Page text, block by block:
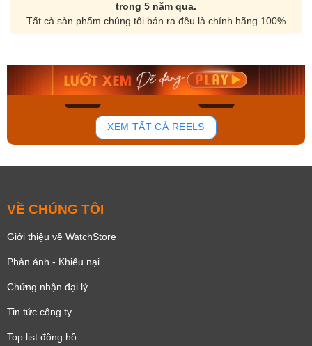
trong 5 năm qua.
Tất cả sản phẩm chúng tôi bán ra đều là chính hãng 100%
154
Orient Nam RA-
Mua ngay
Casio Nam MTS-
Mua ngay
XEM TẤT CẢ REELS
VỀ CHÚNG TÔI
Giới thiệu về WatchStore
Phản ánh - Khiếu nại
Chứng nhận đại lý
Tin tức công ty
Top list đồng hồ